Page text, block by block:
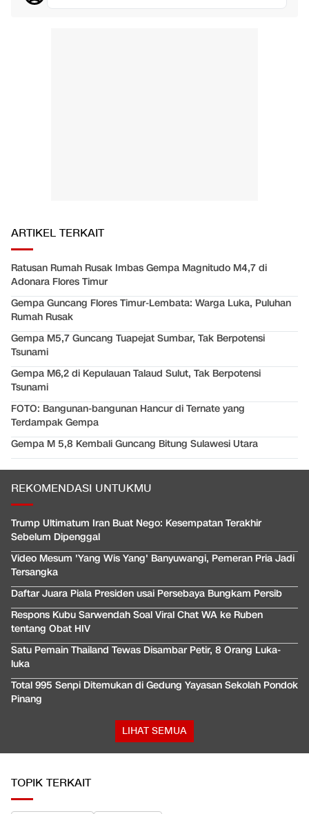
ARTIKEL TERKAIT
Ratusan Rumah Rusak Imbas Gempa Magnitudo M4,7 di
Adonara Flores Timur
Gempa Guncang Flores Timur-Lembata: Warga Luka, Puluhan
Rumah Rusak
Gempa M5,7 Guncang Tuapejat Sumbar, Tak Berpotensi
Tsunami
Gempa M6,2 di Kepulauan Talaud Sulut, Tak Berpotensi
Tsunami
FOTO: Bangunan-bangunan Hancur di Ternate yang
Terdampak Gempa
Gempa M 5,8 Kembali Guncang Bitung Sulawesi Utara
REKOMENDASI UNTUKMU
Trump Ultimatum Iran Buat Nego: Kesempatan Terakhir
Sebelum Dipenggal
Video Mesum 'Yang Wis Yang' Banyuwangi, Pemeran Pria Jadi
Tersangka
Daftar Juara Piala Presiden usai Persebaya Bungkam Persib
Respons Kubu Sarwendah Soal Viral Chat WA ke Ruben
tentang Obat HIV
Satu Pemain Thailand Tewas Disambar Petir, 8 Orang Luka-
luka
Total 995 Senpi Ditemukan di Gedung Yayasan Sekolah Pondok
Pinang
LIHAT SEMUA
TOPIK TERKAIT